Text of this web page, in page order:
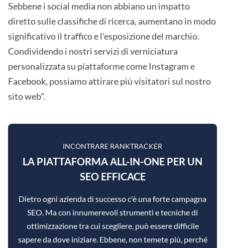
Sebbene i social media non abbiano un impatto
diretto sulle classifiche di ricerca, aumentano in modo
significativo il traffico e l'esposizione del marchio.
Condividendo i nostri servizi di verniciatura
personalizzata su piattaforme come Instagram e
Facebook, possiamo attirare più visitatori sul nostro
sito web".
INCONTRARE RANKTRACKER
LA PIATTAFORMA ALL-IN-ONE PER UN
SEO EFFICACE
Dietro ogni azienda di successo c'è una forte campagna
SEO. Ma con innumerevoli strumenti e tecniche di
ottimizzazione tra cui scegliere, può essere difficile
sapere da dove iniziare. Ebbene, non temete più, perché